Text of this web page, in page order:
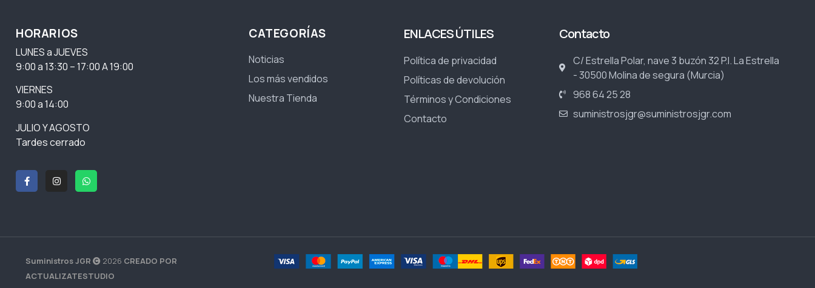
HORARIOS
LUNES a JUEVES
9:00 a 13:30 – 17:00 A 19:00
VIERNES
9:00 a 14:00
JULIO Y AGOSTO
Tardes cerrado
CATEGORÍAS
Noticias
Los más vendidos
Nuestra Tienda
ENLACES ÚTILES
Política de privacidad
Políticas de devolución
Términos y Condiciones
Contacto
Contacto
C/ Estrella Polar, nave 3 buzón 32 P.I. La Estrella
- 30500 Molina de segura (Murcia)
968 64 25 28
suministrosjgr@suministrosjgr.com
Suministros JGR 2026 CREADO POR
ACTUALIZATESTUDIO